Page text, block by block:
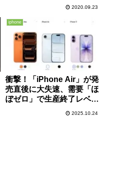
月13日の噂
2020.09.23
iphone
衝撃！「iPhone Air」が発
売直後に大失速、需要「ほ
ぼゼロ」で生産終了レベル
2025.10.24